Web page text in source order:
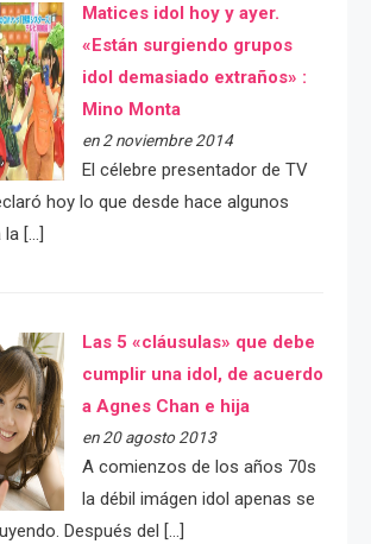
Matices idol hoy y ayer.
«Están surgiendo grupos
idol demasiado extraños» :
Mino Monta
en 2 noviembre 2014
El célebre presentador de TV
hoy lo que desde hace algunos
[…]
Las 5 «cláusulas» que debe
cumplir una idol, de acuerdo
a Agnes Chan e hija
en 20 agosto 2013
A comienzos de los años 70s
la débil imágen idol apenas se
Después del […]